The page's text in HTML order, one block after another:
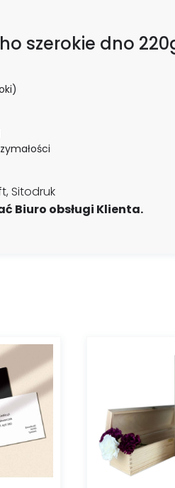
szerokie dno
Sitodruk
Biuro obsługi Klienta.